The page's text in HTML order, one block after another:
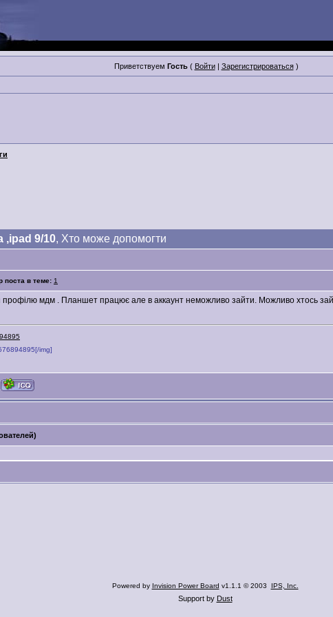
Приветствуем Гость( Войти| Зарегистрироваться)
,ipad 9/10, Хто може допомогти
поста в теме: 1
профілю мдм . Планшет працює але в аккаунт неможливо зайти. Можливо хтось
img]
Powered by Invision Power Board v1.1.1 © 2003 IPS, Inc.
Support by Dust